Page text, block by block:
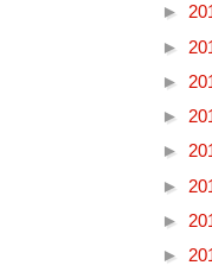
►
►
►
►
►
►
►
►